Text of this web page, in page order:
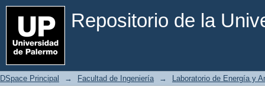
Repositorio de la
Filtrar por: Materia
DSpace Principal → Facultad de Ingeniería → Laboratorio de Energía y